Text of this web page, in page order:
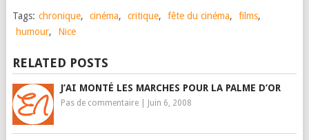
Tags: chronique, cinéma, critique, fête du cinéma, films,
humour, Nice
RELATED POSTS
J’AI MONTÉ LES MARCHES POUR LA PALME D’OR
Pas de commentaire| Juin 6, 2008